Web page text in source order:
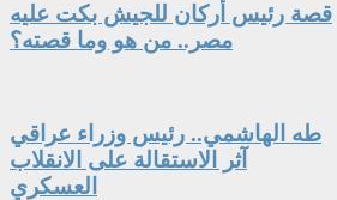
قصة رئيس أركان للجيش بكت عليه
مصر.. من هو وما قصته؟
طه الهاشمي.. رئيس وزراء عراقي
آثر الاستقالة على الانقلاب
العسكري